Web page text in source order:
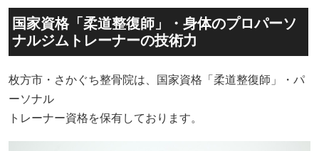
国家資格「柔道整復師」・身体のプロパーソ
ナルジムトレーナーの技術力
枚方市・さかぐち整骨院は、国家資格「柔道整復師」・パ
ーソナル
トレーナー資格を保有しております。